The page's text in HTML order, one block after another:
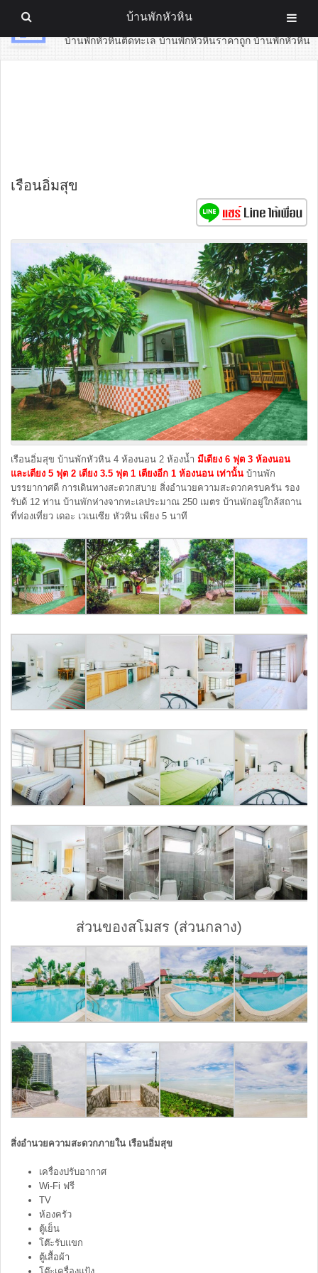
บ้านพักหัวหิน
บ้านพักหัวหินติดทะเล บ้านพักหัวหินราคาถูก บ้านพักหัวหิน
เรือนอิ่มสุข
เรือนอิ่มสุข บ้านพักหัวหิน 4 ห้องนอน 2 ห้องน้ำ มีเตียง 6 ฟุต 3 ห้องนอน
และเตียง 5 ฟุต 2 เตียง 3.5 ฟุต 1 เตียงอีก 1 ห้องนอน เท่านั้น บ้านพัก
บรรยากาศดี การเดินทางสะดวกสบาย สิ่งอำนวยความสะดวกครบครัน รอง
รับด้ 12 ท่าน บ้านพักห่างจากทะเลประมาณ 250 เมตร บ้านพักอยู่ใกล้สถาน
ที่ท่องเที่ยว เดอะ เวเนเซีย หัวหิน เพียง 5 นาที
ส่วนของสโมสร (ส่วนกลาง)
สิ่งอำนวยความสะดวกภายใน เรือนอิ่มสุข
เครื่องปรับอากาศ
Wi-Fi ฟรี
TV
ห้องครัว
ตู้เย็น
โต๊ะรับแขก
ตู้เสื้อผ้า
บ้านพักหัวหิน